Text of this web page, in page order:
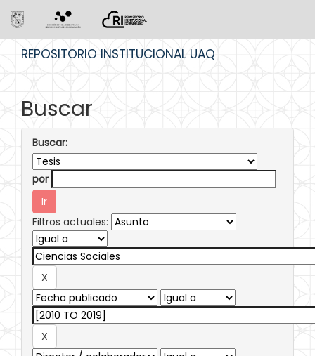
REPOSITORIO INSTITUCIONAL UAQ
Buscar
Buscar:
por
Filtros actuales: